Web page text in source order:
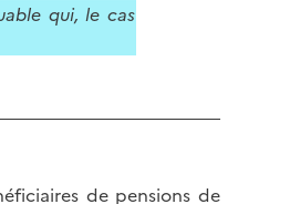
qui, le cas
de pensions de